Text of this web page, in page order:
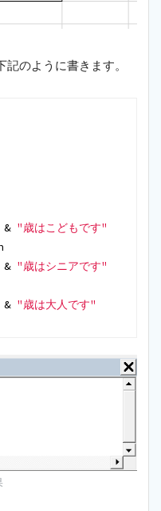
のように書きます。
&
"歳はこどもです"
&
"歳はシニアです"
&
"歳は大人です"